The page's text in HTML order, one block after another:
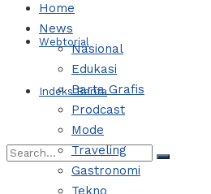
Webtorial
Indeks Berita
Home
News
Nasional
Edukasi
Barta Grafis
Prodcast
Mode
Traveling
Gastronomi
Tekno